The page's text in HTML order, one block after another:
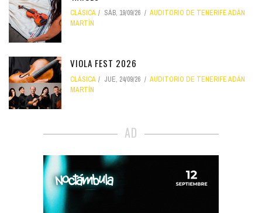
CLÁSICA SÁB, 19/09/26
AUDITORIO DE TENERIFE ADÁN
MARTÍN
VIOLA FEST 2026
CLÁSICA JUE, 24/09/26
AUDITORIO DE TENERIFE ADÁN
MARTÍN
AD